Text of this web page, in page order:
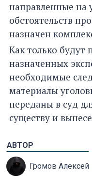
направленные на
обстоятельств
назначен
Как только будут
назначенных
необходимые
материалы
переданы в суд
существу и
АВТОР
Громов Алексей